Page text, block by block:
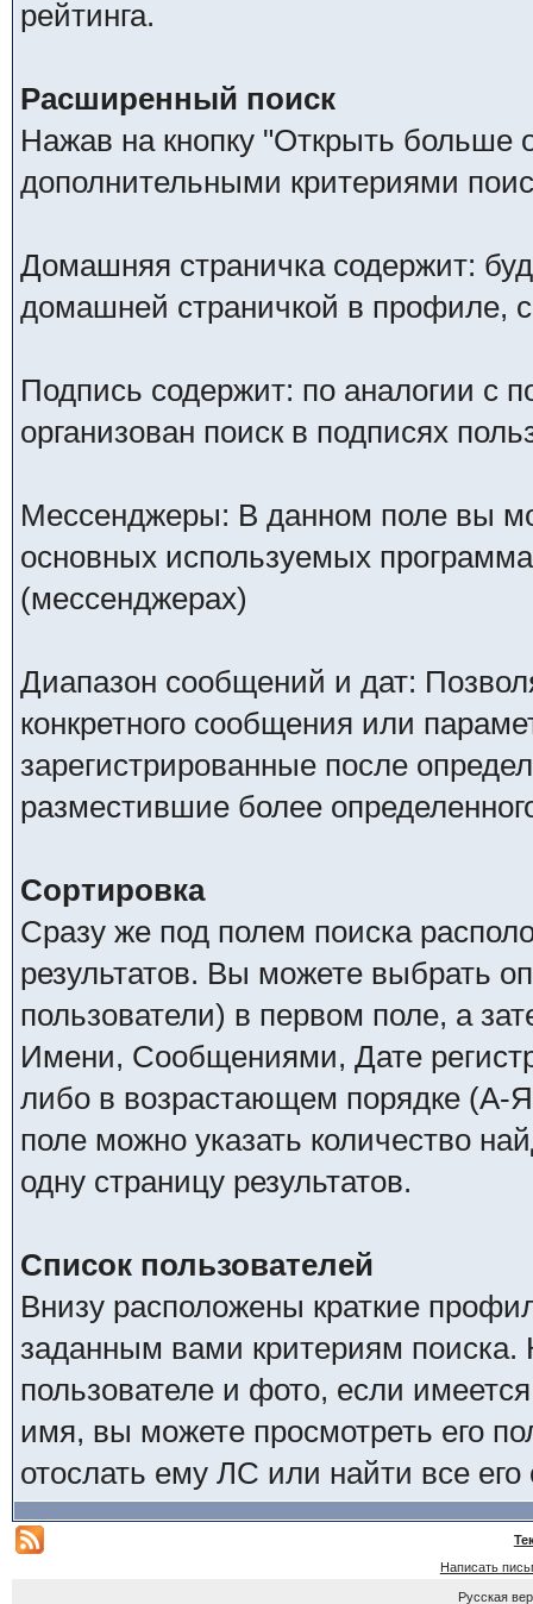
рейтинга.
Расширенный поиск
Нажав на кнопку "Открыть больше
дополнительными критериями
Домашняя страничка содержит:
домашней страничкой в профиле,
Подпись содержит: по аналогии с
организован поиск в подписях
Мессенджеры: В данном поле вы
основных используемых
(мессенджерах)
Диапазон сообщений и дат:
конкретного сообщения или
зарегистрированные после
разместившие более
Сортировка
Сразу же под полем поиска
результатов. Вы можете выбрать
пользователи) в первом поле, а
Имени, Сообщениями, Дате
либо в возрастающем порядке
поле можно указать количество
одну страницу результатов.
Список пользователей
Внизу расположены краткие
заданным вами критериям поиска.
пользователе и фото, если
имя, вы можете просмотреть его
отослать ему ЛС или найти все
Написать
Русская